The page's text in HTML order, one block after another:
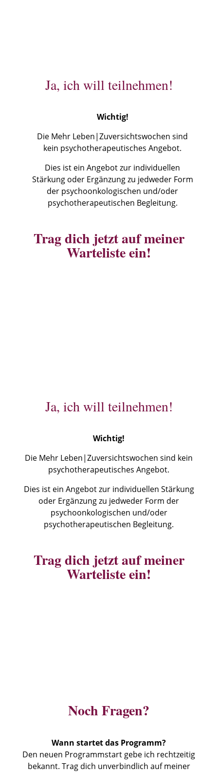
Ja, ich will teilnehmen!
Wichtig!
Die Mehr Leben|Zuversichtswochen sind
kein psychotherapeutisches Angebot.
Dies ist ein Angebot zur individuellen
Stärkung oder Ergänzung zu jedweder Form
der psychoonkologischen und/oder
psychotherapeutischen Begleitung.
Trag dich jetzt auf meiner
Warteliste ein!
Ja, ich will teilnehmen!
Wichtig!
Die Mehr Leben|Zuversichtswochen sind kein
psychotherapeutisches Angebot.
Dies ist ein Angebot zur individuellen Stärkung
oder Ergänzung zu jedweder Form der
psychoonkologischen und/oder
psychotherapeutischen Begleitung.
Trag dich jetzt auf meiner
Warteliste ein!
Noch Fragen?
Wann startet das Programm?
Den neuen Programmstart gebe ich rechtzeitig
bekannt. Trag dich unverbindlich auf meiner